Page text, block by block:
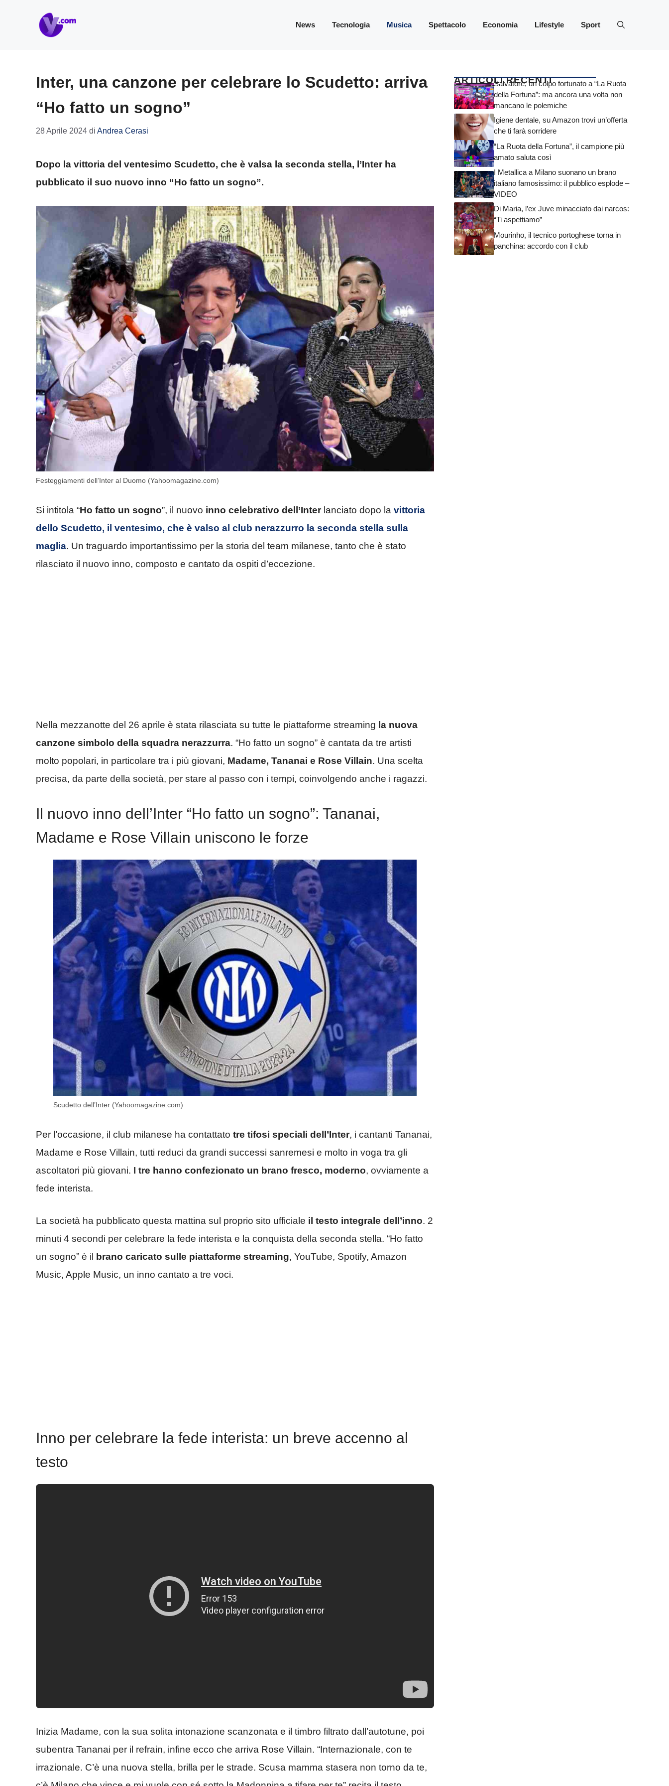
News Tecnologia Musica Spettacolo Economia Lifestyle Sport
Inter, una canzone per celebrare lo Scudetto: arriva
“Ho fatto un sogno”
28 Aprile 2024 di Andrea Cerasi
Dopo la vittoria del ventesimo Scudetto, che è valsa la seconda stella, l’Inter ha
pubblicato il suo nuovo inno “Ho fatto un sogno”.
Festeggiamenti dell’Inter al Duomo (Yahoomagazine.com)
Si intitola “Ho fatto un sogno”, il nuovo inno celebrativo dell’Interlanciato dopo la vittoria
dello Scudetto, il ventesimo, che è valso al club nerazzurro la seconda stella sulla
maglia. Un traguardo importantissimo per la storia del team milanese, tanto che è stato
rilasciato il nuovo inno, composto e cantato da ospiti d’eccezione.
Nella mezzanotte del 26 aprile è stata rilasciata su tutte le piattaforme streaming la nuova
canzone simbolo della squadra nerazzurra. “Ho fatto un sogno” è cantata da tre artisti
molto popolari, in particolare tra i più giovani, Madame, Tananai e Rose Villain. Una scelta
precisa, da parte della società, per stare al passo con i tempi, coinvolgendo anche i ragazzi.
Il nuovo inno dell’Inter “Ho fatto un sogno”: Tananai,
Madame e Rose Villain uniscono le forze
Scudetto dell’Inter (Yahoomagazine.com)
Per l’occasione, il club milanese ha contattato tre tifosi speciali dell’Inter, i cantanti Tananai,
Madame e Rose Villain, tutti reduci da grandi successi sanremesi e molto in voga tra gli
ascoltatori più giovani. I tre hanno confezionato un brano fresco, moderno, ovviamente a
fede interista.
La società ha pubblicato questa mattina sul proprio sito ufficiale il testo integrale dell’inno. 2
minuti 4 secondi per celebrare la fede interista e la conquista della seconda stella. “Ho fatto
un sogno” è il
brano caricato sulle piattaforme streaming, YouTube, Spotify, Amazon
Music, Apple Music, un inno cantato a tre voci.
Inno per celebrare la fede interista: un breve accenno al
testo
Inizia Madame, con la sua solita intonazione scanzonata e il timbro filtrato dall’autotune, poi
subentra Tananai per il refrain, infine ecco che arriva Rose Villain. “Internazionale, con te
irrazionale. C’è una nuova stella, brilla per le strade. Scusa mamma stasera non torno da te,
ARTICOLI RECENTI
Salvatore, un colpo fortunato a “La Ruota
della Fortuna”: ma ancora una volta non
mancano le polemiche
Igiene dentale, su Amazon trovi un’offerta
che ti farà sorridere
“La Ruota della Fortuna”, il campione più
amato saluta così
I Metallica a Milano suonano un brano
italiano famosissimo: il pubblico esplode –
VIDEO
Di Maria, l’ex Juve minacciato dai narcos:
“Ti aspettiamo”
Mourinho, il tecnico portoghese torna in
panchina: accordo con il club